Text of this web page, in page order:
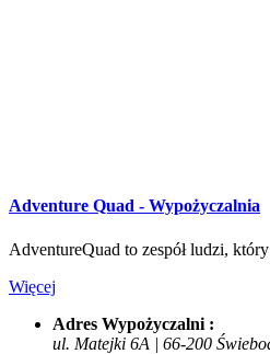
Adventure Quad - Wypożyczalnia
AdventureQuad to zespół ludzi,
Więcej
Adres Wypożyczalni :
ul. Matejki 6A | 66-200